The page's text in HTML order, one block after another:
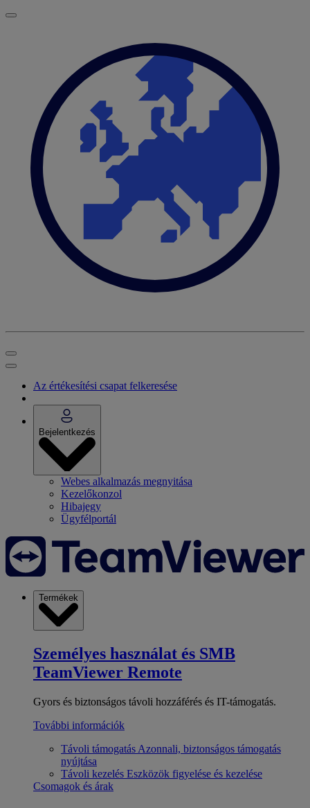
Az értékesítési csapat felkeresése
Bejelentkezés
Webes alkalmazás megnyitása
Kezelőkonzol
Hibajegy
Ügyfélportál
Termékek
Személyes használat és SMB
TeamViewer Remote
Gyors és biztonságos távoli hozzáférés és IT-támogatás.
További információk
Távoli támogatás Azonnali, biztonságos támogatás
nyújtása
Távoli kezelés Eszközök figyelése és kezelése
Csomagok és árak